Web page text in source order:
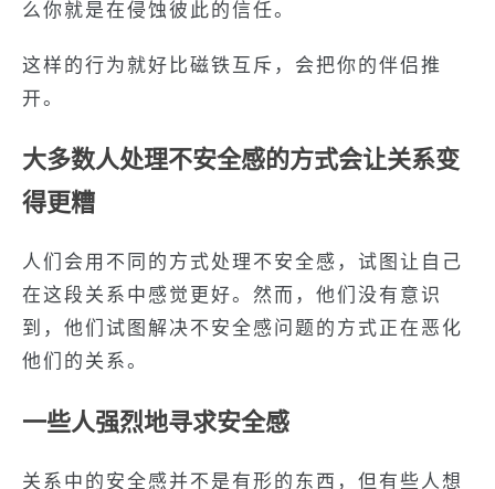
么你就是在侵蚀彼此的信任。
这样的行为就好比磁铁互斥，会把你的伴侣推
开。
大多数人处理不安全感的方式会让关系变
得更糟
人们会用不同的方式处理不安全感，试图让自己
在这段关系中感觉更好。然而，他们没有意识
到，他们试图解决不安全感问题的方式正在恶化
他们的关系。
一些人强烈地寻求安全感
关系中的安全感并不是有形的东西，但有些人想